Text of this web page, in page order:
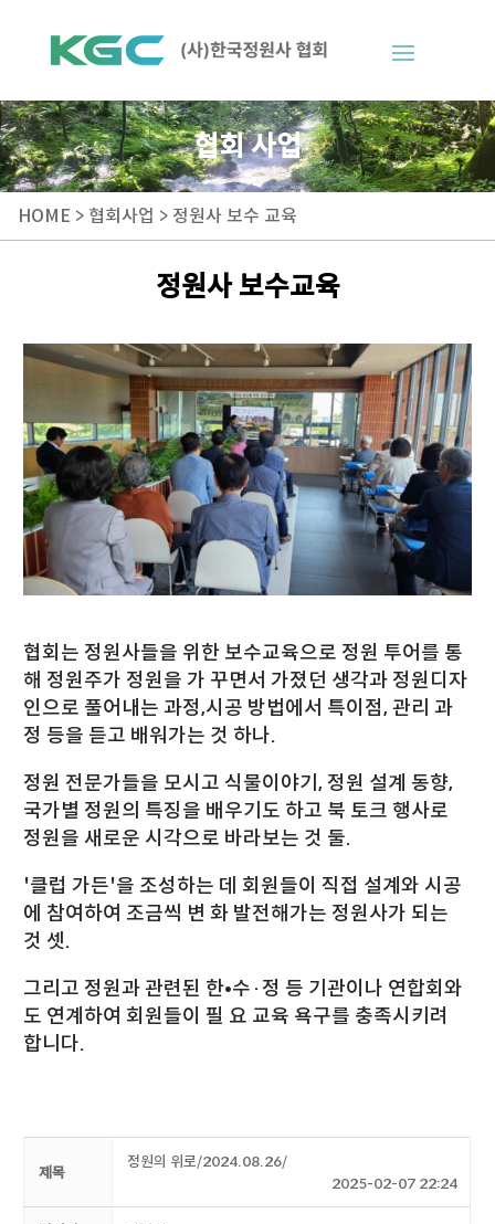
협회 사업
HOME > 협회사업 > 정원사 보수 교육
정원사 보수교육
협회는 정원사들을 위한 보수교육으로 정원 투어를 통
해 정원주가 정원을 가 꾸면서 가졌던 생각과 정원디자
인으로 풀어내는 과정,시공 방법에서 특이점, 관리 과
정 등을 듣고 배워가는 것 하나.
정원 전문가들을 모시고 식물이야기, 정원 설계 동향,
국가별 정원의 특징을 배우기도 하고 북 토크 행사로
정원을 새로운 시각으로 바라보는 것 둘.
'클럽 가든'을 조성하는 데 회원들이 직접 설계와 시공
에 참여하여 조금씩 변 화 발전해가는 정원사가 되는
것 셋.
그리고 정원과 관련된 한•수·정 등 기관이나 연합회와
도 연계하여 회원들이 필 요 교육 욕구를 충족시키려
합니다.
제목
정원의 위로/2024.08.26/
2025-02-07 22:24